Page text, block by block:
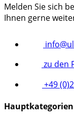
Melden Sie sich
Ihnen gerne
zu den
+49
Hauptkategorien